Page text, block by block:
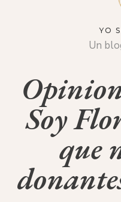
YO
Un
Soy
que